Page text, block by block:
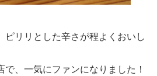
ピリリとした辛さが程よくおいし
、一気にファンになりました！